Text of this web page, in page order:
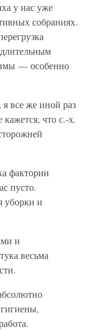
у нас уже
собраниях.
длительным
— особенно
все же иной раз
что с.-х.
фактории
пусто.
уборки и
и
весьма